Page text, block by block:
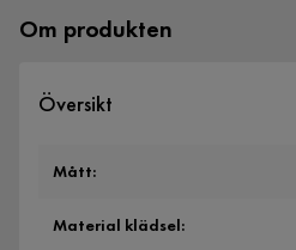
Om produkten
Översikt
Mått:
Material klädsel: